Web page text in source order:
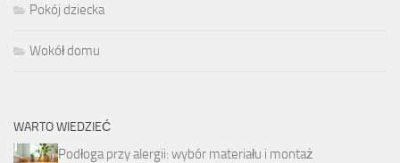
Pokój dziecka
Wokół domu
WARTO WIEDZIEĆ
Podłoga przy alergii: wybór materiału i montaż